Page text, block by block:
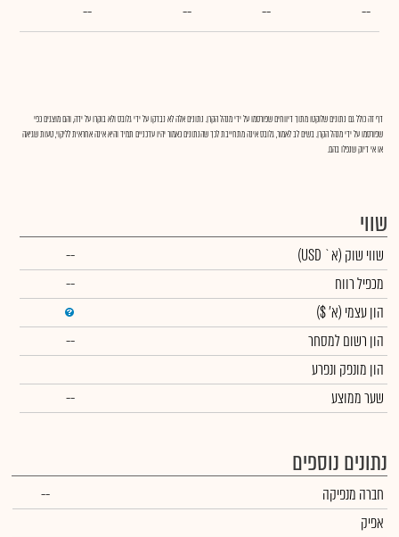
--
--
--
--
דף זה כולל גם נתונים שלוקטו מתוך דיווחים שפורסמו על ידי מנהל הקרן. נתונים אלה לא נבדקו על ידי גלובס ולא בוקרו על ידה, והם מוצגים כפי
שפורסמו על ידי מנהל הקרן. בשים לב לאמור, גלובס אינה מתחייבת לכך שהנתונים כאמור יהיו עדכניים תמיד והיא אינה אחראית לליקוי, טעות שגיאה
או אי דיוק שנפלו בהם.
שווי
שווי שוק (א` USD)
--
מכפיל רווח
--
הון עצמי (א' $)
הון רשום למסחר
--
הון מונפק ונפרע
שער ממוצע
--
נתונים נוספים
חברה מנפיקה
--
אפיק